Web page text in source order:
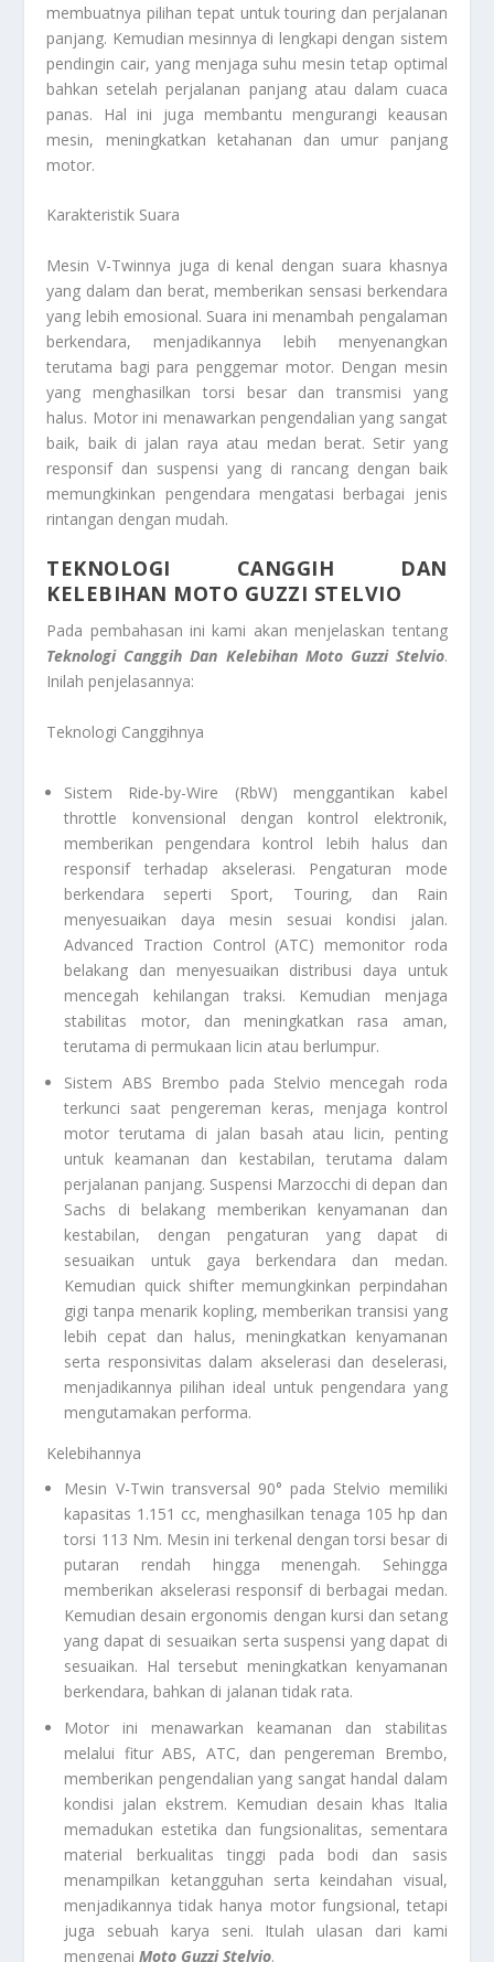
membuatnya pilihan tepat untuk touring dan perjalanan
panjang. Kemudian mesinnya di lengkapi dengan sistem
pendingin cair, yang menjaga suhu mesin tetap optimal
bahkan setelah perjalanan panjang atau dalam cuaca
panas. Hal ini juga membantu mengurangi keausan
mesin, meningkatkan ketahanan dan umur panjang
motor.
Karakteristik Suara
Mesin V-Twinnya juga di kenal dengan suara khasnya
yang dalam dan berat, memberikan sensasi berkendara
yang lebih emosional. Suara ini menambah pengalaman
berkendara, menjadikannya lebih menyenangkan
terutama bagi para penggemar motor. Dengan mesin
yang menghasilkan torsi besar dan transmisi yang
halus. Motor ini menawarkan pengendalian yang sangat
baik, baik di jalan raya atau medan berat. Setir yang
responsif dan suspensi yang di rancang dengan baik
memungkinkan pengendara mengatasi berbagai jenis
rintangan dengan mudah.
TEKNOLOGI CANGGIH DAN
KELEBIHAN MOTO GUZZI STELVIO
Pada pembahasan ini kami akan menjelaskan tentang
Teknologi Canggih Dan Kelebihan Moto Guzzi Stelvio.
Inilah penjelasannya:
Teknologi Canggihnya
Sistem Ride-by-Wire (RbW) menggantikan kabel
throttle konvensional dengan kontrol elektronik,
memberikan pengendara kontrol lebih halus dan
responsif terhadap akselerasi. Pengaturan mode
berkendara seperti Sport, Touring, dan Rain
menyesuaikan daya mesin sesuai kondisi jalan.
Advanced Traction Control (ATC) memonitor roda
belakang dan menyesuaikan distribusi daya untuk
mencegah kehilangan traksi. Kemudian menjaga
stabilitas motor, dan meningkatkan rasa aman,
terutama di permukaan licin atau berlumpur.
Sistem ABS Brembo pada Stelvio mencegah roda
terkunci saat pengereman keras, menjaga kontrol
motor terutama di jalan basah atau licin, penting
untuk keamanan dan kestabilan, terutama dalam
perjalanan panjang. Suspensi Marzocchi di depan dan
Sachs di belakang memberikan kenyamanan dan
kestabilan, dengan pengaturan yang dapat di
sesuaikan untuk gaya berkendara dan medan.
Kemudian quick shifter memungkinkan perpindahan
gigi tanpa menarik kopling, memberikan transisi yang
lebih cepat dan halus, meningkatkan kenyamanan
serta responsivitas dalam akselerasi dan deselerasi,
menjadikannya pilihan ideal untuk pengendara yang
mengutamakan performa.
Kelebihannya
Mesin V-Twin transversal 90° pada Stelvio memiliki
kapasitas 1.151 cc, menghasilkan tenaga 105 hp dan
torsi 113 Nm. Mesin ini terkenal dengan torsi besar di
putaran rendah hingga menengah. Sehingga
memberikan akselerasi responsif di berbagai medan.
Kemudian desain ergonomis dengan kursi dan setang
yang dapat di sesuaikan serta suspensi yang dapat di
sesuaikan. Hal tersebut meningkatkan kenyamanan
berkendara, bahkan di jalanan tidak rata.
Motor ini menawarkan keamanan dan stabilitas
melalui fitur ABS, ATC, dan pengereman Brembo,
memberikan pengendalian yang sangat handal dalam
kondisi jalan ekstrem. Kemudian desain khas Italia
memadukan estetika dan fungsionalitas, sementara
material berkualitas tinggi pada bodi dan sasis
menampilkan ketangguhan serta keindahan visual,
menjadikannya tidak hanya motor fungsional, tetapi
juga sebuah karya seni. Itulah ulasan dari kami
mengenaiMoto Guzzi Stelvio.